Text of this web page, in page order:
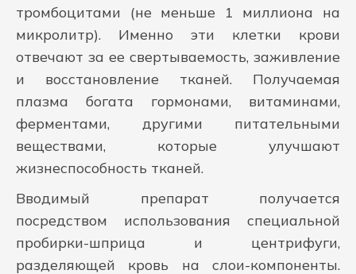
тромбоцитами (не меньше 1 миллиона на
микролитр). Именно эти клетки крови
отвечают за ее свертываемость, заживление
и восстановление тканей. Получаемая
плазма богата гормонами, витаминами,
ферментами, другими питательными
веществами, которые улучшают
жизнеспособность тканей.
Вводимый препарат получается
посредством использования специальной
пробирки-шприца и центрифуги,
разделяющей кровь на слои-компоненты.